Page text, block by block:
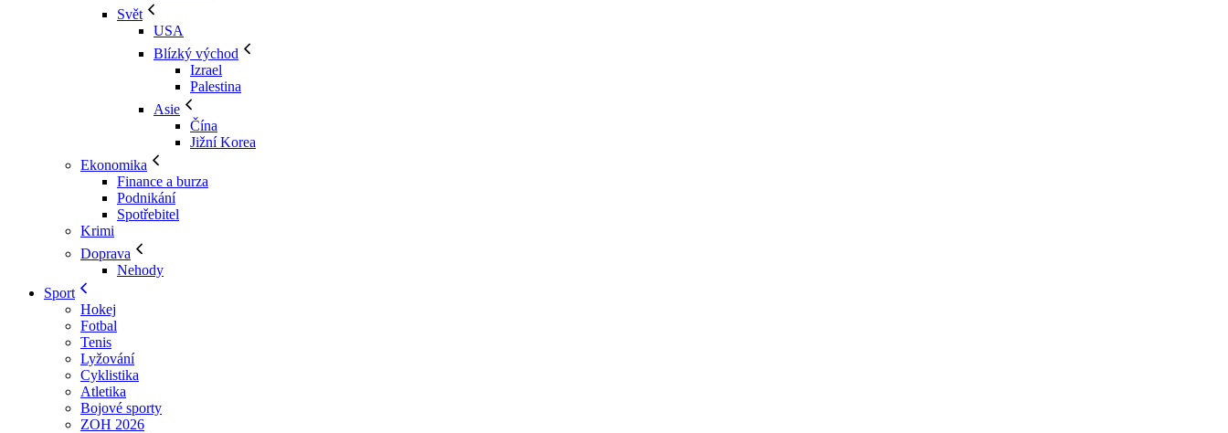
Svět
USA
Blízký východ
Izrael
Palestina
Asie
Čína
Jižní Korea
Ekonomika
Finance a burza
Podnikání
Spotřebitel
Krimi
Doprava
Nehody
Sport
Hokej
Fotbal
Tenis
Lyžování
Cyklistika
Atletika
Bojové sporty
ZOH 2026